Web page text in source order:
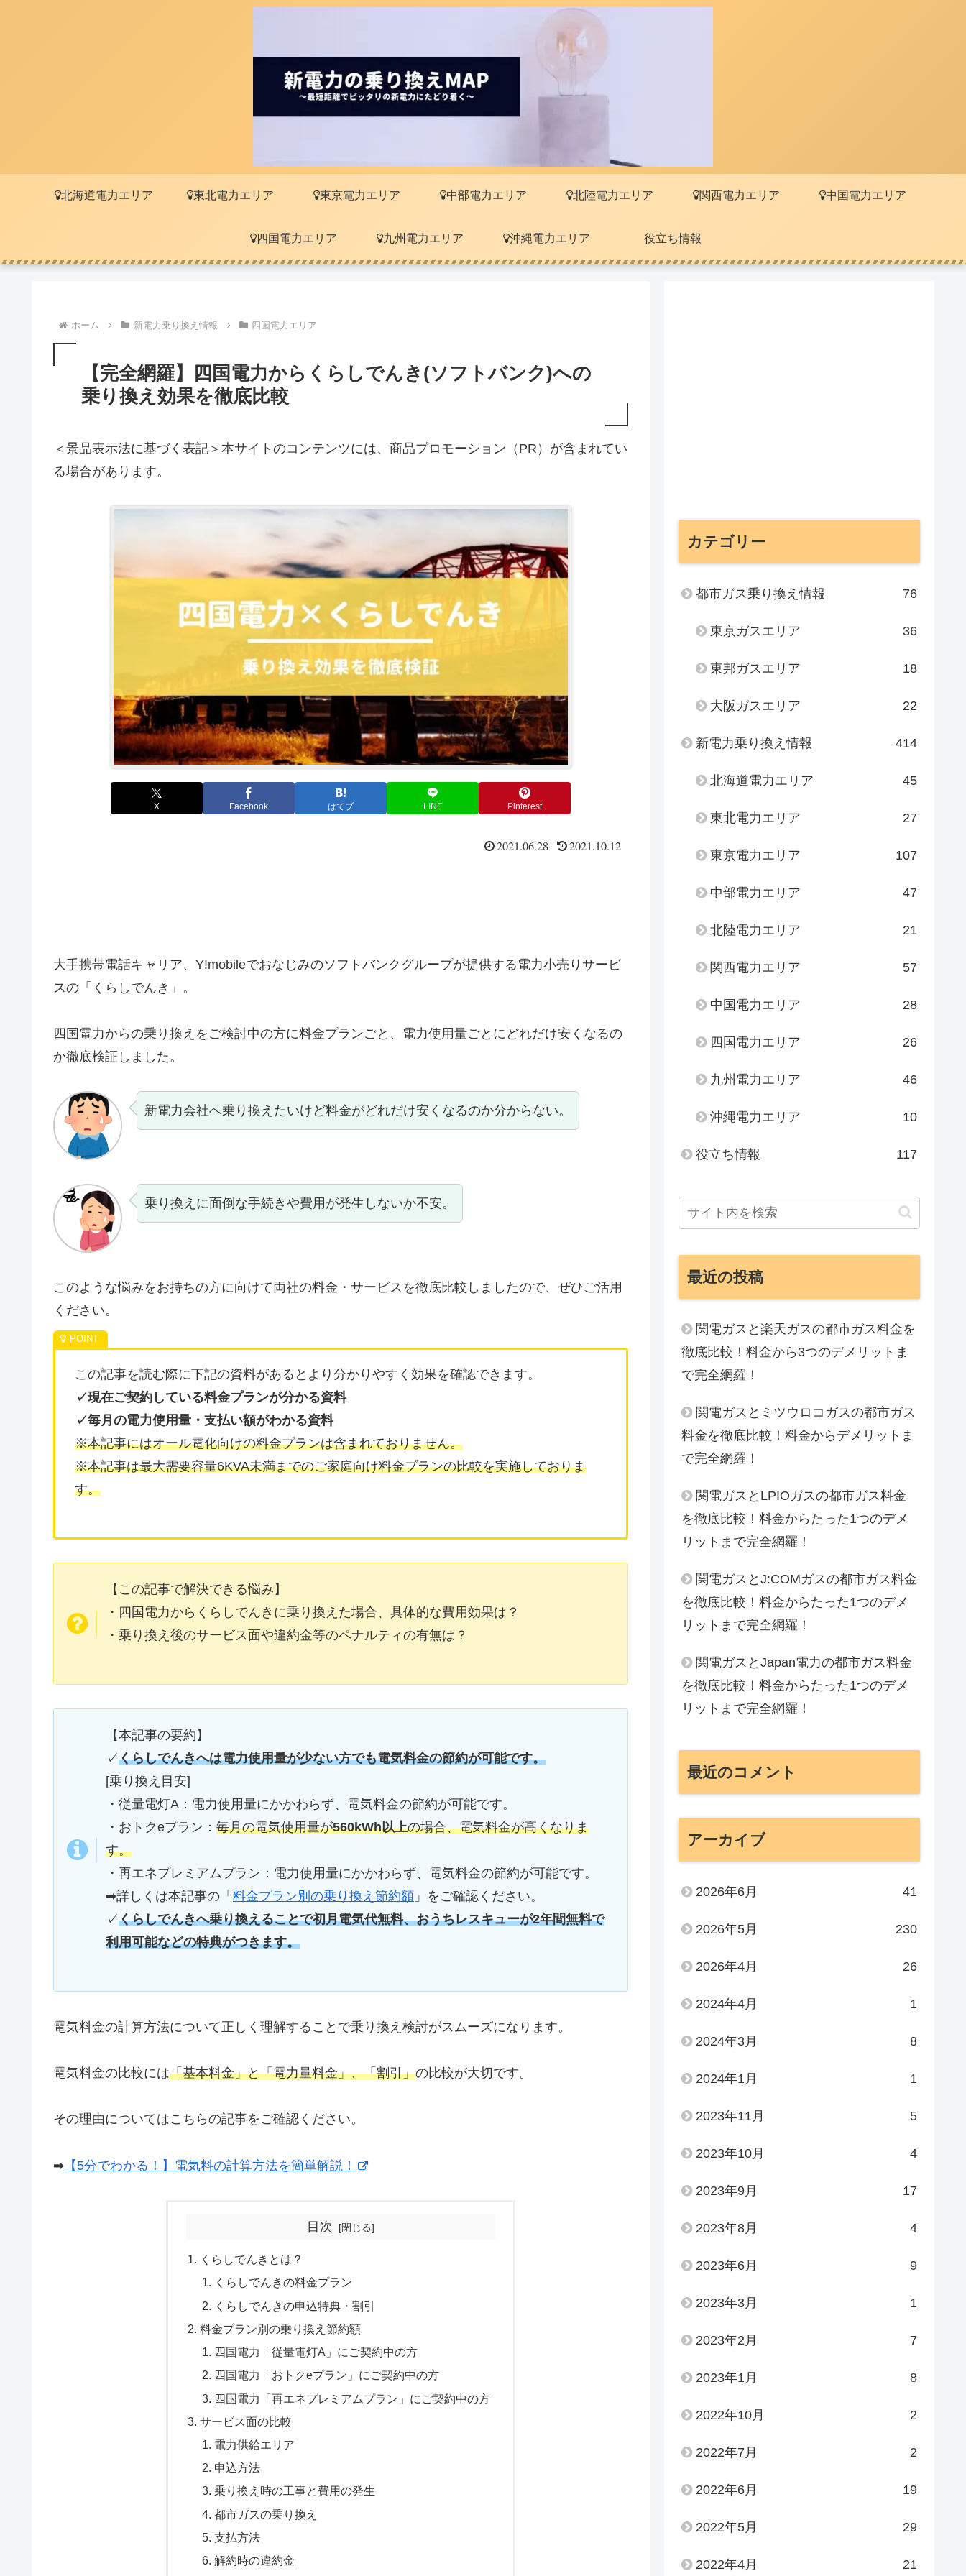
北海道電力エリア 東北電力エリア 東京電力エリア 中部電力エリア 北陸電力エリア 関西電力エリア 中国電力エリア
四国電力エリア 九州電力エリア 沖縄電力エリア 役立ち情報
ホーム 新電力乗り換え情報 四国電力エリア
【完全網羅】四国電力からくらしでんき(ソフトバンク)への
乗り換え効果を徹底比較
＜景品表示法に基づく表記＞本サイトのコンテンツには、商品プロモーション（PR）が含まれてい
る場合があります。
X Facebook はてブ LINE Pinterest
2021.06.28 2021.10.12
大手携帯電話キャリア、Y!mobileでおなじみのソフトバンクグループが提供する電力小売りサービ
スの「くらしでんき」。
四国電力からの乗り換えをご検討中の方に料金プランごと、電力使用量ごとにどれだけ安くなるの
か徹底検証しました。
新電力会社へ乗り換えたいけど料金がどれだけ安くなるのか分からない。
乗り換えに面倒な手続きや費用が発生しないか不安。
このような悩みをお持ちの方に向けて両社の料金・サービスを徹底比較しましたので、ぜひご活用
ください。
この記事を読む際に下記の資料があるとより分かりやすく効果を確認できます。
✓現在ご契約している料金プランが分かる資料
✓毎月の電力使用量・支払い額がわかる資料
※本記事にはオール電化向けの料金プランは含まれておりません。
※本記事は最大需要容量6KVA未満までのご家庭向け料金プランの比較を実施しておりま
す。
【この記事で解決できる悩み】
・四国電力からくらしでんきに乗り換えた場合、具体的な費用効果は？
・乗り換え後のサービス面や違約金等のペナルティの有無は？
【本記事の要約】
✓くらしでんきへは電力使用量が少ない方でも電気料金の節約が可能です。
[乗り換え目安]
・従量電灯A：電力使用量にかかわらず、電気料金の節約が可能です。
・おトクeプラン： 毎月の電気使用量が560kWh以上の場合、電気料金が高くなりま
す。
・再エネプレミアムプラン：電力使用量にかかわらず、電気料金の節約が可能です。
➡詳しくは本記事の「 料金プラン別の乗り換え節約額 」をご確認ください。
✓くらしでんきへ乗り換えることで初月電気代無料、おうちレスキューが2年間無料で
利用可能などの特典がつきます。
電気料金の計算方法について正しく理解することで乗り換え検討がスムーズになります。
電気料金の比較には「基本料金」と「電力量料金」、「割引」の比較が大切です。
その理由についてはこちらの記事をご確認ください。
➡ 【5分でわかる！】電気料の計算方法を簡単解説！
目次
くらしでんきとは？
くらしでんきの料金プラン
くらしでんきの申込特典・割引
料金プラン別の乗り換え節約額
四国電力「従量電灯A」にご契約中の方
四国電力「おトクeプラン」にご契約中の方
四国電力「再エネプレミアムプラン」にご契約中の方
サービス面の比較
電力供給エリア
申込方法
乗り換え時の工事と費用の発生
都市ガスの乗り換え
支払方法
解約時の違約金
カテゴリー
都市ガス乗り換え情報 76
東京ガスエリア 36
東邦ガスエリア 18
大阪ガスエリア 22
新電力乗り換え情報 414
北海道電力エリア 45
東北電力エリア 27
東京電力エリア 107
中部電力エリア 47
北陸電力エリア 21
関西電力エリア 57
中国電力エリア 28
四国電力エリア 26
九州電力エリア 46
沖縄電力エリア 10
役立ち情報 117
最近の投稿
関電ガスと楽天ガスの都市ガス料金を
徹底比較！料金から3つのデメリットま
で完全網羅！
関電ガスとミツウロコガスの都市ガス
料金を徹底比較！料金からデメリットま
で完全網羅！
関電ガスとLPIOガスの都市ガス料金
を徹底比較！料金からたった1つのデメ
リットまで完全網羅！
関電ガスとJ:COMガスの都市ガス料金
を徹底比較！料金からたった1つのデメ
リットまで完全網羅！
関電ガスとJapan電力の都市ガス料金
を徹底比較！料金からたった1つのデメ
リットまで完全網羅！
最近のコメント
アーカイブ
2026年6月 41
2026年5月 230
2026年4月 26
2024年4月 1
2024年3月 8
2024年1月 1
2023年11月 5
2023年10月 4
2023年9月 17
2023年8月 4
2023年6月 9
2023年3月 1
2023年2月 7
2023年1月 8
2022年10月 2
2022年7月 2
2022年6月 19
2022年5月 29
2022年4月 21